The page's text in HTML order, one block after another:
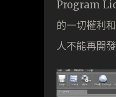
Program
的一切權利
人不能再開